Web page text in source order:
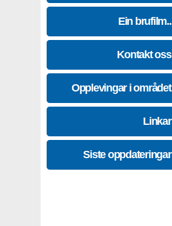
Ein brufilm..
Kontakt oss
Opplevingar i området
Linkar
Siste oppdateringar